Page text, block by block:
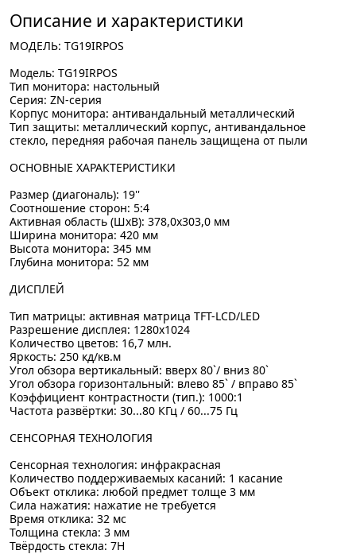
Описание и характеристики
МОДЕЛЬ: TG19IRPOS
Модель: TG19IRPOS
Тип монитора: настольный
Серия: ZN-серия
Корпус монитора: антивандальный металлический
Тип защиты: металлический корпус, антивандальное
стекло, передняя рабочая панель защищена от пыли
ОСНОВНЫЕ ХАРАКТЕРИСТИКИ
Размер (диагональ): 19''
Соотношение сторон: 5:4
Активная область (ШхВ): 378,0х303,0 мм
Ширина монитора: 420 мм
Высота монитора: 345 мм
Глубина монитора: 52 мм
ДИСПЛЕЙ
Тип матрицы: активная матрица TFT-LCD/LED
Разрешение дисплея: 1280х1024
Количество цветов: 16,7 млн.
Яркость: 250 кд/кв.м
Угол обзора вертикальный: вверх 80`/ вниз 80`
Угол обзора горизонтальный: влево 85` / вправо 85`
Коэффициент контрастности (тип.): 1000:1
Частота развёртки: 30...80 КГц / 60...75 Гц
СЕНСОРНАЯ ТЕХНОЛОГИЯ
Сенсорная технология: инфракрасная
Количество поддерживаемых касаний: 1 касание
Объект отклика: любой предмет толще 3 мм
Сила нажатия: нажатие не требуется
Время отклика: 32 мс
Толщина стекла: 3 мм
Твёрдость стекла: 7H